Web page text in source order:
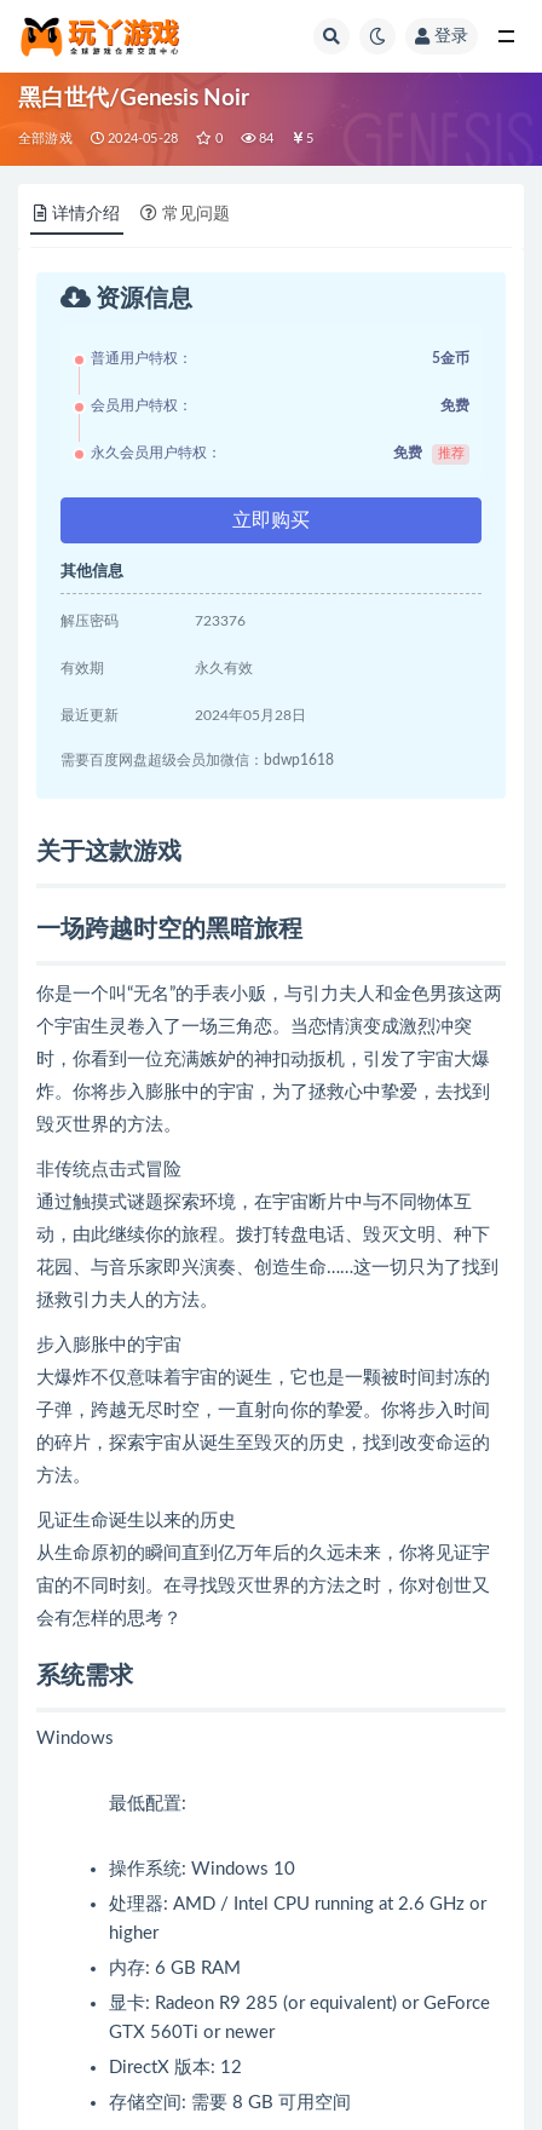
登录
黑白世代/Genesis Noir
全部游戏 2024-05-28 0 84 5
详情介绍 常见问题
资源信息
普通用户特权： 5金币
会员用户特权： 免费
永久会员用户特权： 免费 推荐
立即购买
其他信息
解压密码 723376
有效期 永久有效
最近更新 2024年05月28日
需要百度网盘超级会员加微信：bdwp1618
关于这款游戏
一场跨越时空的黑暗旅程
你是一个叫“无名”的手表小贩，与引力夫人和金色男孩这两
个宇宙生灵卷入了一场三角恋。当恋情演变成激烈冲突
时，你看到一位充满嫉妒的神扣动扳机，引发了宇宙大爆
炸。你将步入膨胀中的宇宙，为了拯救心中挚爱，去找到
毁灭世界的方法。
非传统点击式冒险
通过触摸式谜题探索环境，在宇宙断片中与不同物体互
动，由此继续你的旅程。拨打转盘电话、毁灭文明、种下
花园、与音乐家即兴演奏、创造生命……这一切只为了找到
拯救引力夫人的方法。
步入膨胀中的宇宙
大爆炸不仅意味着宇宙的诞生，它也是一颗被时间封冻的
子弹，跨越无尽时空，一直射向你的挚爱。你将步入时间
的碎片，探索宇宙从诞生至毁灭的历史，找到改变命运的
方法。
见证生命诞生以来的历史
从生命原初的瞬间直到亿万年后的久远未来，你将见证宇
宙的不同时刻。在寻找毁灭世界的方法之时，你对创世又
会有怎样的思考？
系统需求
Windows
最低配置:
操作系统: Windows 10
处理器: AMD / Intel CPU running at 2.6 GHz or
higher
内存: 6 GB RAM
显卡: Radeon R9 285 (or equivalent) or GeForce
GTX 560Ti or newer
DirectX 版本: 12
存储空间: 需要 8 GB 可用空间